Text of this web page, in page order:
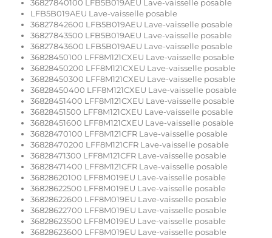
36827840100 LFB5B019AEU Lave-vaisselle posable
LFB5B019AEU Lave-vaisselle posable
36827842600 LFB5B019AEU Lave-vaisselle posable
36827843500 LFB5B019AEU Lave-vaisselle posable
36827843600 LFB5B019AEU Lave-vaisselle posable
36828450100 LFF8M121CXEU Lave-vaisselle posable
36828450200 LFF8M121CXEU Lave-vaisselle posable
36828450300 LFF8M121CXEU Lave-vaisselle posable
36828450400 LFF8M121CXEU Lave-vaisselle posable
36828451400 LFF8M121CXEU Lave-vaisselle posable
36828451500 LFF8M121CXEU Lave-vaisselle posable
36828451600 LFF8M121CXEU Lave-vaisselle posable
36828470100 LFF8M121CFR Lave-vaisselle posable
36828470200 LFF8M121CFR Lave-vaisselle posable
36828471300 LFF8M121CFR Lave-vaisselle posable
36828471400 LFF8M121CFR Lave-vaisselle posable
36828620100 LFF8M019EU Lave-vaisselle posable
36828622500 LFF8M019EU Lave-vaisselle posable
36828622600 LFF8M019EU Lave-vaisselle posable
36828622700 LFF8M019EU Lave-vaisselle posable
36828623500 LFF8M019EU Lave-vaisselle posable
36828623600 LFF8M019EU Lave-vaisselle posable